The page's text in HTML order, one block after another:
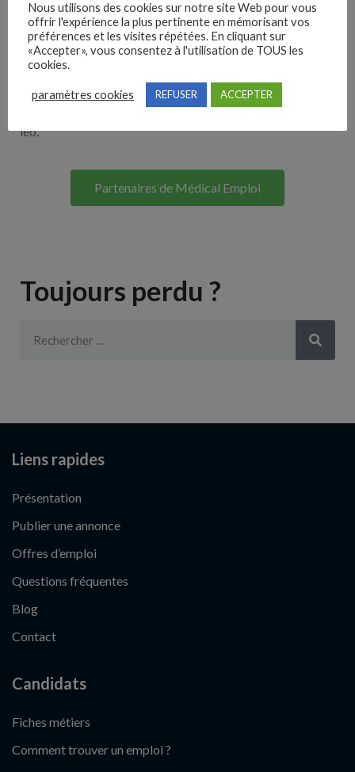
Nos solutions entreprises
Lorem ipsum dolor sit amet, consectetur adipiscing elit. Ut
elit tellus, luctus nec ullamcorper mattis, pulvinar dapibus
leo.
Partenaires de Médical Emploi
Toujours perdu ?
Liens rapides
Présentation
Publier une annonce
Offres d’emploi
Questions fréquentes
Blog
Contact
Candidats
Fiches métiers
Comment trouver un emploi ?
Nous utilisons des cookies sur notre site Web pour vous
offrir l'expérience la plus pertinente en mémorisant vos
préférences et les visites répétées. En cliquant sur
«Accepter», vous consentez à l'utilisation de TOUS les
cookies.
paramètres cookies REFUSER ACCEPTER